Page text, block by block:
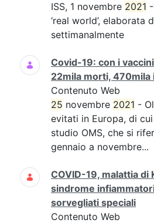
ISS, 1 novembre 2021
‘real world’, elaborata
settimanalmente
Covid-19: con i
22mila morti, 470mila
Contenuto Web
25 novembre 2021 -
evitati in Europa, di
studio OMS, che si
gennaio a novembre...
COVID-19, malattia di
sindrome
sorvegliati speciali
Contenuto Web